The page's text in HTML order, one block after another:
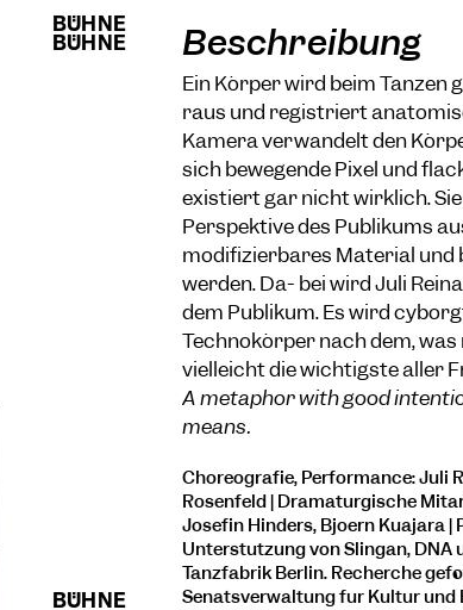
BÜHNE
BÜHNE
BÜHNE
BÜHNE Beschreibung
Ein Körper wird beim Tanzen
raus und registriert
Kamera verwandelt den
sich bewegende Pixel und
existiert gar nicht wirklich.
Perspektive des Publikums
modifizierbares Material und
werden. Da- bei wird Juli
dem Publikum. Es wird
Technokörper nach dem,
vielleicht die wichtigste aller
A metaphor with good
means.
Choreografie, Performance: Juli
Rosenfeld | Dramaturgische
Josefin Hinders, Bjoern Kuajara |
Unterstützung von Slingan, DNA
Tanzfabrik Berlin. Recherche
Senatsverwaltung für Kultur und